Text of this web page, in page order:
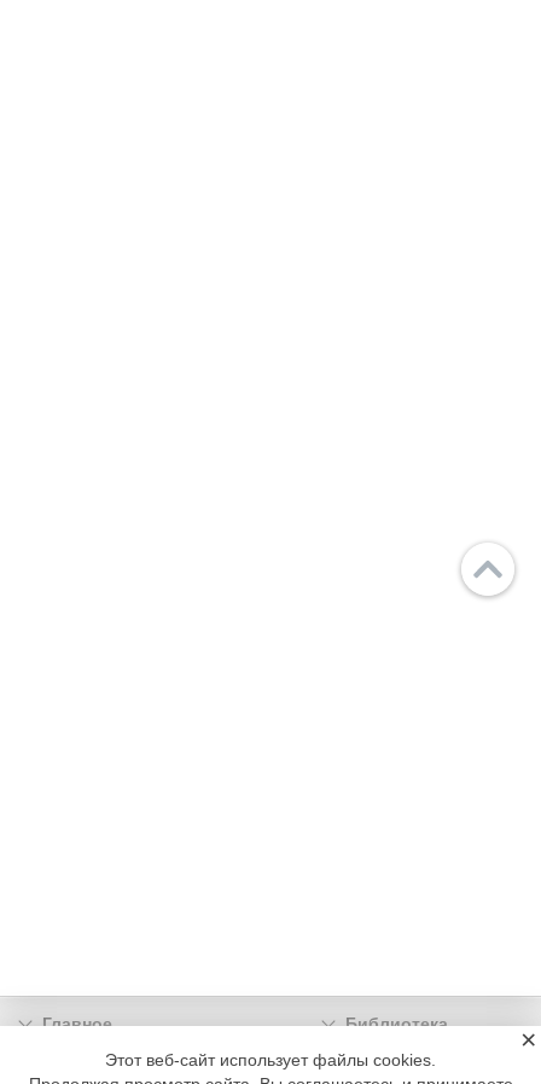
Главное
Библиотека
Подписка
Реклама
Этот веб-сайт использует файлы cookies.
×